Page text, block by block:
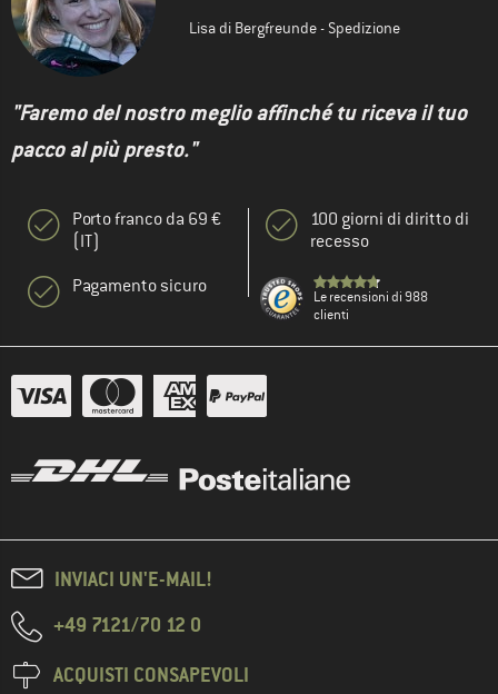
Lisa di Bergfreunde - Spedizione
"Faremo del nostro meglio affinché tu riceva il tuo
pacco al più presto."
Porto franco da 69 €
(IT)
Pagamento sicuro
100 giorni di diritto di
recesso
Le recensioni di 988
clienti
INVIACI UN'E-MAIL!
+49 7121/70 12 0
ACQUISTI CONSAPEVOLI